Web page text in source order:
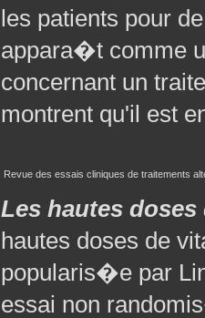
les patients pour
appara�t comme
concernant un
montrent qu'il est
Revue des essais cliniques de traitements
Les hautes
hautes doses de
popularis�e par
essai non